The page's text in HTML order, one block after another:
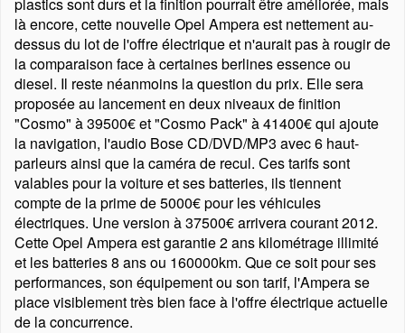
là encore, cette nouvelle Opel Ampera est nettement au-
dessus du lot de l'offre électrique et n'aurait pas à rougir de
la comparaison face à certaines berlines essence ou
diesel. Il reste néanmoins la question du prix. Elle sera
proposée au lancement en deux niveaux de finition
Cosmo à 39500€ et Cosmo Pack à 41400€ qui ajoute
la navigation, l'audio Bose CD/DVD/MP3 avec 6 haut-
parleurs ainsi que la caméra de recul. Ces tarifs sont
valables pour la voiture et ses batteries, ils tiennent
compte de la prime de 5000€ pour les véhicules
électriques. Une version à 37500€ arrivera courant 2012.
Cette Opel Ampera est garantie 2 ans kilométrage illimité
et les batteries 8 ans ou 160000km. Que ce soit pour ses
performances, son équipement ou son tarif, l'Ampera se
place visiblement très bien face à l'offre électrique actuelle
de la concurrence.